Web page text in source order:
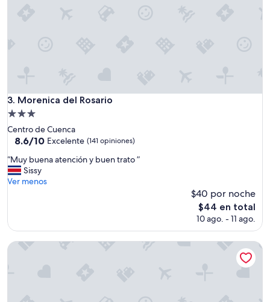
3. Morenica del Rosario
Morenica del Rosario
Propiedad
de
3.0
Centro de Cuenca
8.6
10,
Excelente,
(141
8.6/10 Excelente (141 opiniones)
“
M
u
e
a
“Muy buena atención y buen trato ”
Sissy
Ver menos
$40 por noche
El
precio
es
$44 en total
10 ago. - 11 ago.
Hotel Casa Gardenia